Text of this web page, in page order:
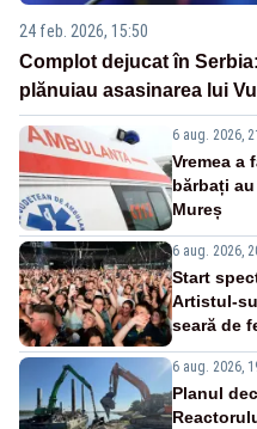
24 feb. 2026, 15:50
Complot dejucat în
plănuiau asasinarea lui
6 aug. 2026,
Vremea a
bărbați
Mureș
6 aug. 2026,
Start
Artistul-
seară de
6 aug. 2026,
Planul